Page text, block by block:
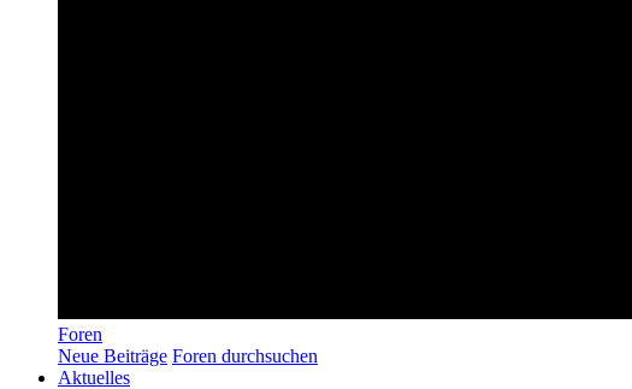
Foren
Neue Beiträge Foren durchsuchen
Aktuelles